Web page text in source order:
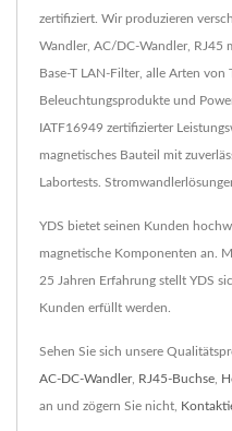
zertifiziert. Wir produzieren
Wandler, AC/DC-Wandler,
Base-T LAN-Filter, alle Arten von
Beleuchtungsprodukte und
IATF16949 zertifizierter
magnetisches Bauteil mit
Labortests.
YDS bietet seinen Kunden
magnetische Komponenten an.
25 Jahren Erfahrung stellt YDS
Kunden erfüllt werden.
Sehen Sie sich unsere
AC-DC-Wandler, RJ45-Buchse
an und zögern Sie nicht,